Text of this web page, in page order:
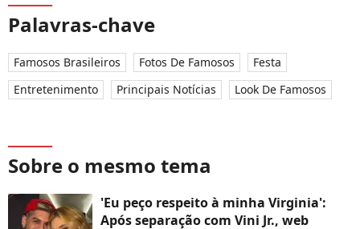
Palavras-chave
Famosos Brasileiros Fotos De Famosos
Festa
Entretenimento
Principais Notícias Look De Famosos
Sobre o mesmo tema
'Eu peço respeito à minha Virginia':
Após separação com Vini Jr., web